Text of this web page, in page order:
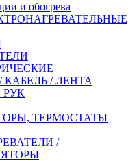
и обогрева
КАБЕЛЬ / ЛЕНТА
ТЕРМОСТАТЫ
/